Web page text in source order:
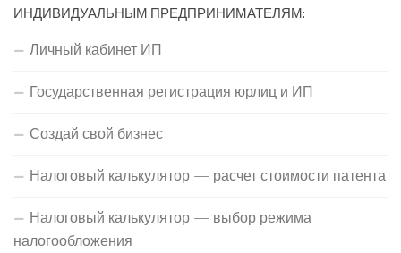
ИНДИВИДУАЛЬНЫМ ПРЕДПРИНИМАТЕЛЯМ:
Личный кабинет ИП
Государственная регистрация юрлиц и ИП
Создай свой бизнес
Налоговый калькулятор — расчет стоимости патента
Налоговый калькулятор — выбор режима
налогообложения